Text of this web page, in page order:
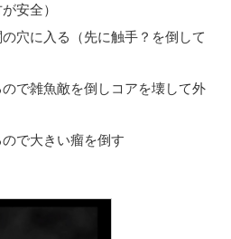
安全）
穴に入る（先に触手？を倒して
で雑魚敵を倒しコアを壊して外
で大きい瘤を倒す